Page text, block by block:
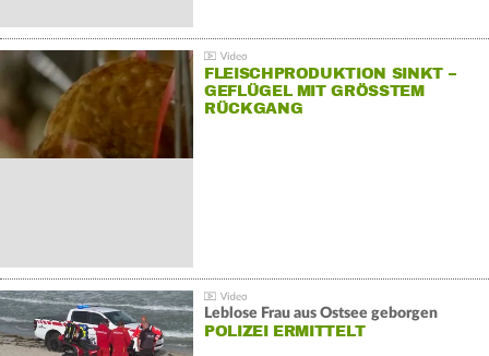
FLEISCHPRODUKTION SINKT –
GEFLÜGEL MIT GRÖSSTEM R
ÜCKGANG
Leblose Frau aus Ostsee geborgen
POLIZEI ERMITTELT